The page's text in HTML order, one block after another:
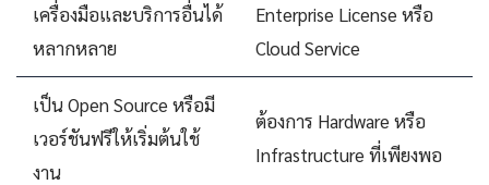
เครื่องมือและบริการอื่นได้
หลากหลาย
Enterprise License หรือ
Cloud Service
เป็น Open Source หรือมี
เวอร์ชันฟรีให้เริ่มต้นใช้
งาน
ต้องการ Hardware หรือ
Infrastructure ที่เพียงพอ